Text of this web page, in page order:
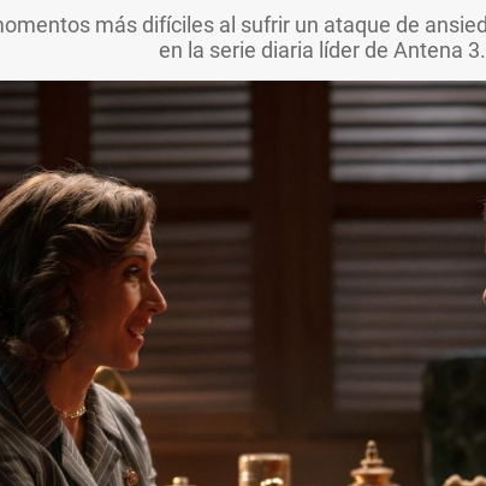
más difíciles al sufrir un ataque de
en la serie diaria líder de Antena 3.